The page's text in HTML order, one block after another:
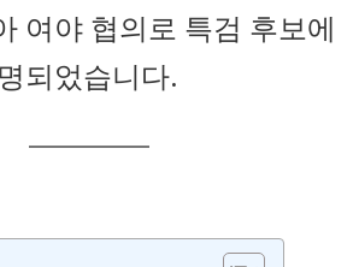
여야 협의로 특검 후보에
되었습니다.